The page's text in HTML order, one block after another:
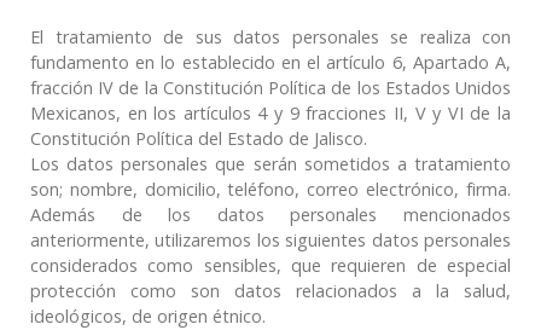
El tratamiento de sus datos personales se realiza con
fundamento en lo establecido en el artículo 6, Apartado A,
fracción IV de la Constitución Política de los Estados Unidos
Mexicanos, en los artículos 4 y 9 fracciones II, V y VI de la
Constitución Política del Estado de Jalisco.
Los datos personales que serán sometidos a tratamiento
son; nombre, domicilio, teléfono, correo electrónico, firma.
Además de los datos personales mencionados
anteriormente, utilizaremos los siguientes datos personales
considerados como sensibles, que requieren de especial
protección como son datos relacionados a la salud,
ideológicos, de origen étnico.